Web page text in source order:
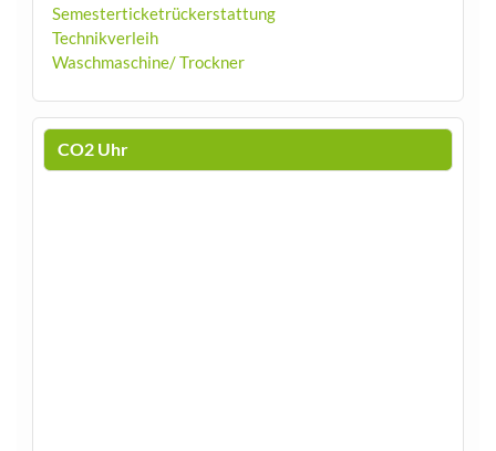
Semesterticketrückerstattung
Technikverleih
Waschmaschine/ Trockner
CO2 Uhr